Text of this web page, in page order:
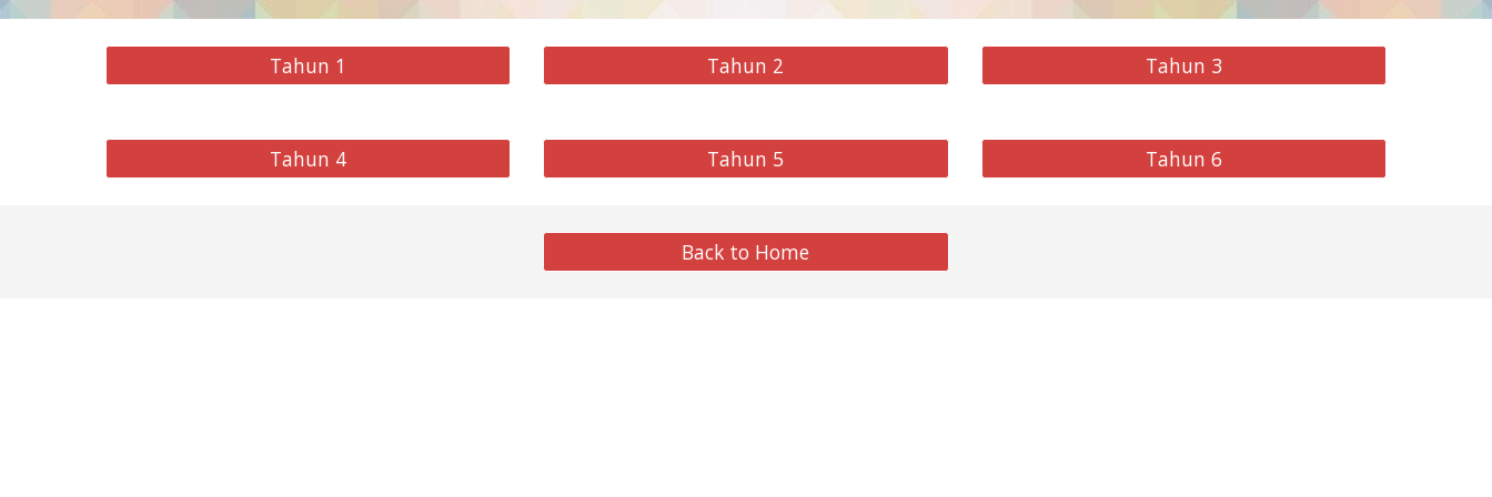
Tahun 1 Tahun 2 Tahun 3
Tahun 4 Tahun 5 Tahun 6
Back to Home